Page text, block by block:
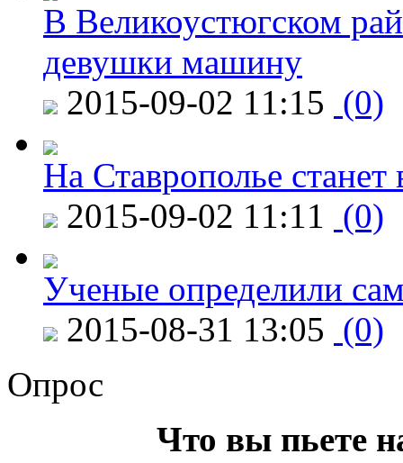
В Великоустюгском
девушки машину
2015-09-02 11:15 (0)
На Ставрополье
2015-09-02 11:11 (0)
Ученые определили
2015-08-31 13:05 (0)
Опрос
Что вы пьете